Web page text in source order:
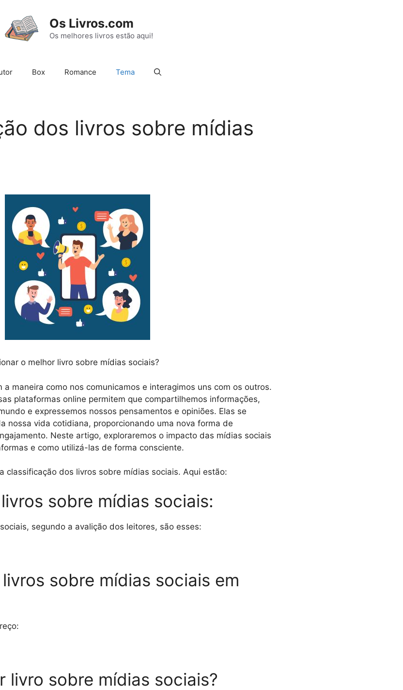
Os Livros.com
Os melhores livros estão aqui!
Box Romance Tema
dos livros sobre mídias
o melhor livro sobre mídias sociais?
a maneira como nos comunicamos e interagimos uns com os outros.
plataformas online permitem que compartilhemos informações,
e expressemos nossos pensamentos e opiniões. Elas se
nossa vida cotidiana, proporcionando uma nova forma de
Neste artigo, exploraremos o impacto das mídias sociais
e como utilizá-las de forma consciente.
classificação dos livros sobre mídias sociais. Aqui estão:
sobre mídias sociais:
segundo a avalição dos leitores, são esses:
sobre mídias sociais em
livro sobre mídias sociais?